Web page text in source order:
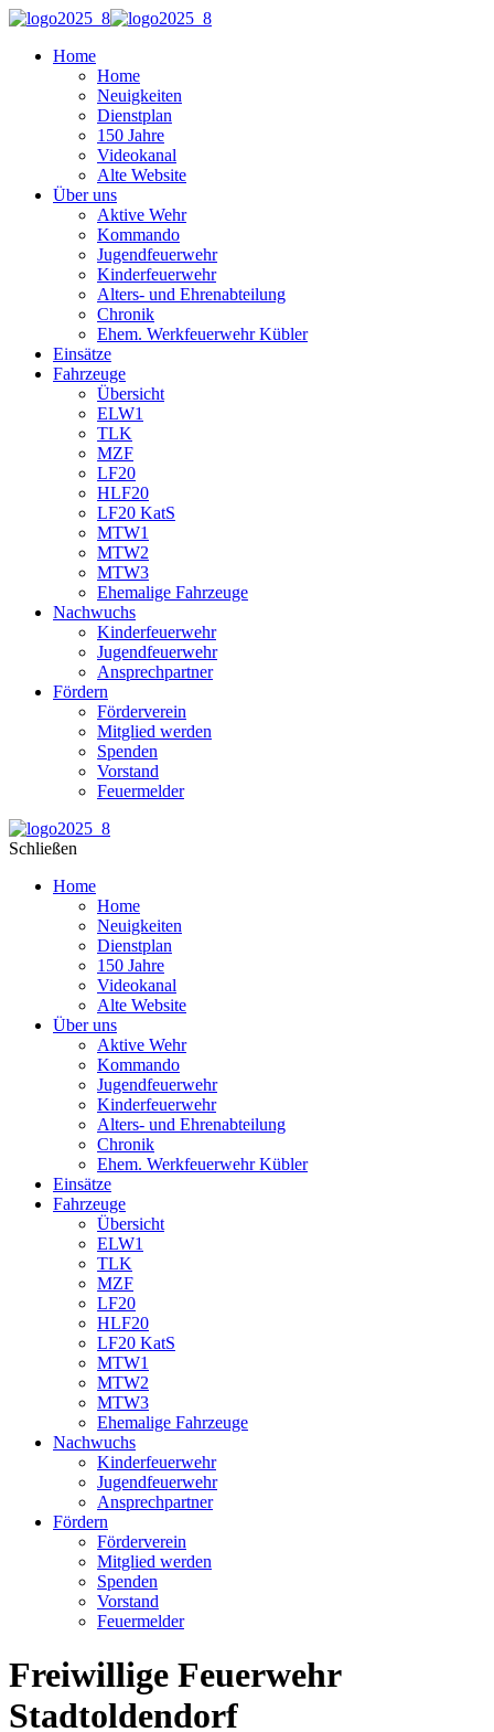
Home
Home
Neuigkeiten
Dienstplan
150 Jahre
Videokanal
Alte Website
Über uns
Aktive Wehr
Kommando
Jugendfeuerwehr
Kinderfeuerwehr
Alters- und Ehrenabteilung
Chronik
Ehem. Werkfeuerwehr Kübler
Einsätze
Fahrzeuge
Übersicht
ELW1
TLK
MZF
LF20
HLF20
LF20 KatS
MTW1
MTW2
MTW3
Ehemalige Fahrzeuge
Nachwuchs
Kinderfeuerwehr
Jugendfeuerwehr
Ansprechpartner
Fördern
Förderverein
Mitglied werden
Spenden
Vorstand
Feuermelder
Schließen
Home
Home
Neuigkeiten
Dienstplan
150 Jahre
Videokanal
Alte Website
Über uns
Aktive Wehr
Kommando
Jugendfeuerwehr
Kinderfeuerwehr
Alters- und Ehrenabteilung
Chronik
Ehem. Werkfeuerwehr Kübler
Einsätze
Fahrzeuge
Übersicht
ELW1
TLK
MZF
LF20
HLF20
LF20 KatS
MTW1
MTW2
MTW3
Ehemalige Fahrzeuge
Nachwuchs
Kinderfeuerwehr
Jugendfeuerwehr
Ansprechpartner
Fördern
Förderverein
Mitglied werden
Spenden
Vorstand
Feuermelder
Freiwillige Feuerwehr
Stadtoldendorf